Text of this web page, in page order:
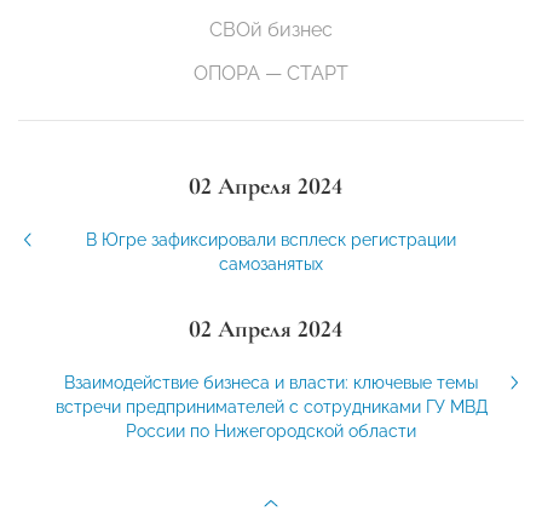
СВОй бизнес
ОПОРА — СТАРТ
02 Апреля 2024
В Югре зафиксировали всплеск регистрации
самозанятых
02 Апреля 2024
Взаимодействие бизнеса и власти: ключевые темы
встречи предпринимателей с сотрудниками ГУ МВД
России по Нижегородской области